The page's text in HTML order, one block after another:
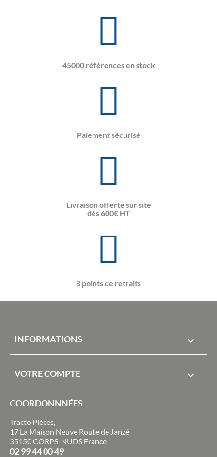
45000 références en stock
Paiement sécurisé
Livraison offerte sur site
dès 600€ HT
8 points de retraits
INFORMATIONS 
VOTRE COMPTE 
COORDONNNÉES
Tracto Pièces,
17 La Maison Neuve Route de Janzé
35150 CORPS-NUDS France
02 99 44 00 49